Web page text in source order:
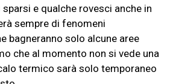
e qualche rovesci anche in
sempre di fenomeni
bagneranno solo alcune aree
che al momento non si vede una
termico sarà solo temporaneo